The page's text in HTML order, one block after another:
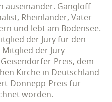
auseinander. Gangloff
Rheinländer, Vater
und lebt am Bodensee.
der Jury für den
der Jury
Preis, dem
Kirche in Deutschland
Donnepp-Preis für
worden.